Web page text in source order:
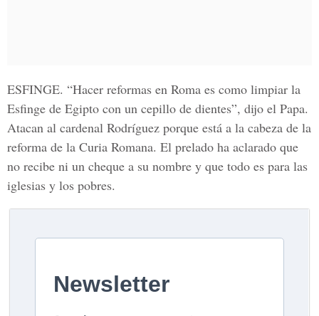
ESFINGE. “Hacer reformas en Roma es como limpiar la
Esfinge de Egipto con un cepillo de dientes”, dijo el Papa.
Atacan al cardenal Rodríguez porque está a la cabeza de la
reforma de la Curia Romana. El prelado ha aclarado que
no recibe ni un cheque a su nombre y que todo es para las
iglesias y los pobres.